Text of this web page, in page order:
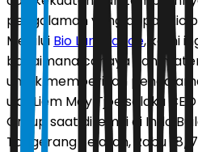
pengalaman yang dapat
Melalui Bio Luminance, kami
bagaimana cahaya dan
untuk memberikan
ujar Liem May Tjoe selaku
Group saat ditemui di Indo
Tangerang Selatan, Rabu (8/